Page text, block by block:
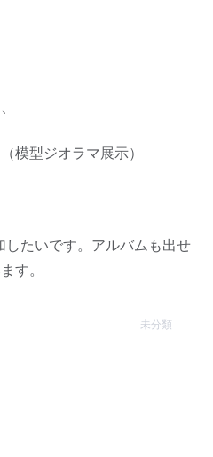
（模型ジオラマ展示）
たいです。アルバムも出せ
す。
未分類